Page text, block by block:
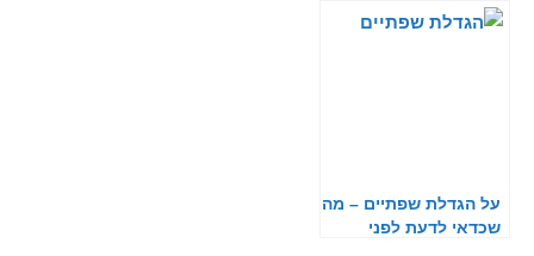
על הגדלת שפתיים – מה
שכדאי לדעת לפני